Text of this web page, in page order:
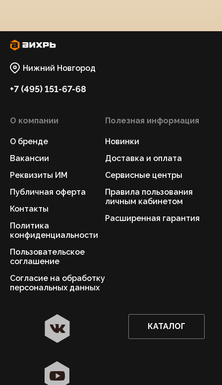
Нижний Новгород
+7 (495) 151-67-68
О компании
О бренде
Вакансии
Реквизиты ИМ
Публичная оферта
Контакты
Политика
конфиденциальности
Пользовательское
соглашение
Согласие на обработку
персональных данных
Полезная информация
Новинки
Доставка и оплата
Сервисные центры
Правила пользования
личным кабинетом
Расширенная гарантия
КАТАЛОГ